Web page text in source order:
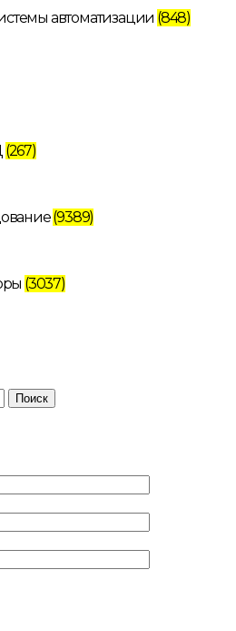
автоматизации (848)
(267)
(9389)
(3037)
Поиск